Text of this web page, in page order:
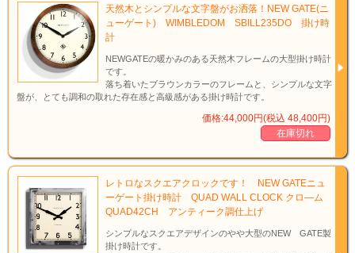
天然木とシンプルな文字盤がお洒落！NEW GATE(ニ
ューゲート) WIMBLEDOM SBILL235DO 掛け時
計
NEWGATEの暖かみのある天然木フレームの大型掛け時計
です。
落ち着いたブラウンカラーのフレームと、シンプルな文字
盤が、とても調和の取れた存在感と高級感がある掛け時計です。
価格:44,000円(税込 48,400円)
在庫切れ
レトロなスクエアクロックです！ NEW GATEニュ
ーゲート掛け時計 QUAD WALL CLOCK クロ―ム
QUAD42CH アンティーク調仕上げ
シンプルなスクエアデザインのやや大型のNEW GATE製
掛け時計です。